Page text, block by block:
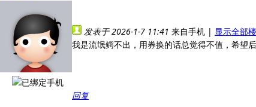
发表于 2026-1-7 11:41 来自手机 | 显示全部
我是流氓鳄不出，用券换的话总觉得不值，希望
回复